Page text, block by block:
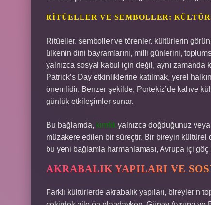
RITÜELLER VE SEMBOLLER:
Ritüeller, semboller ve törenler, kültürlerin
ülkenin dini bayramlarını, milli günlerini,
yalnızca sosyal kabul için değil, aynı zamanda
Patrick’s Day etkinliklerine katılmak, yerel
önemlidir. Benzer şekilde, Portekiz’de kahve
günlük etkileşimler sunar.
Bu bağlamda, kimlik yalnızca doğduğunuz
müzakere edilen bir süreçtir. Bir bireyin
bu yeni bağlamla harmanlaması, Avrupa içi göç
AKRABALIK YAPILARI VE
Farklı kültürlerde akrabalık yapıları, bireylerin